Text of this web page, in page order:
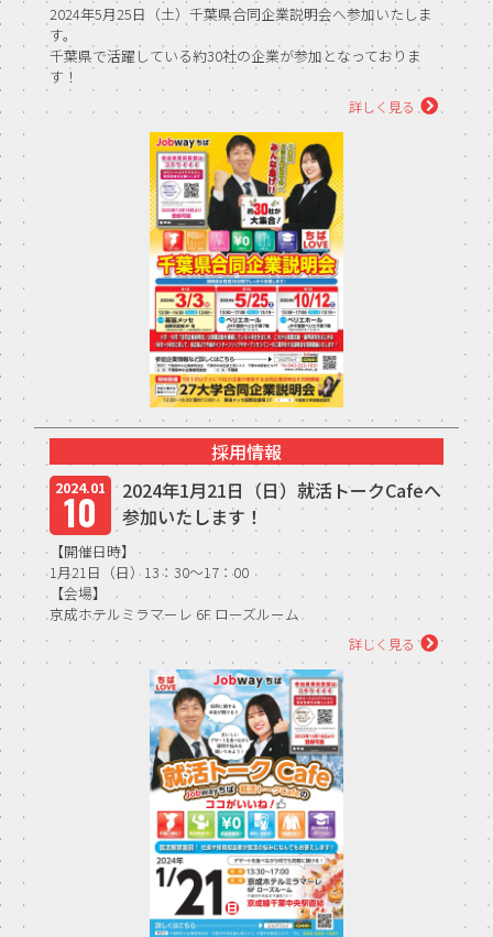
2024年5月25日（土）千葉県合同企業説明会へ参加いたしま
す。
千葉県で活躍している約30社の企業が参加となっておりま
す！
【開催日時】
5月25日（土）13：30～17...
詳しく見る
採用情報
2024.01
10
2024年1月21日（日）就活トークCafeへ
参加いたします！
【開催日時】
1月21日（日）13：30～17：00
【会場】
京成ホテルミラマーレ 6F ローズルーム
（京成線千葉中央駅直結、JR千葉駅より徒歩8分、千葉モノ
詳しく見る